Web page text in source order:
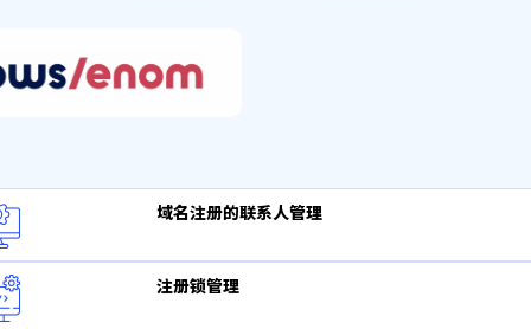
域名注册的联系人管理
注册锁管理